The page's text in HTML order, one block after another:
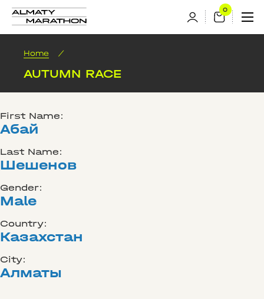
Home /
AUTUMN RACE
First Name:
Абай
Last Name:
Шешенов
Gender:
Male
Country:
Казахстан
City:
Алматы